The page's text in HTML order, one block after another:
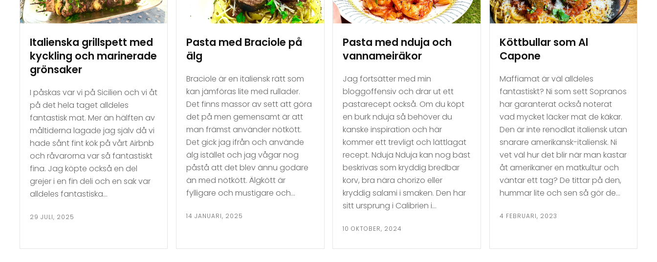
Italienska grillspett med
kyckling och marinerade
grönsaker
I påskas var vi på Sicilien och vi åt
på det hela taget alldeles
fantastisk mat. Mer än hälften av
måltiderna lagade jag själv då vi
hade sånt fint kök på vårt Airbnb
och råvarorna var så fantastiskt
fina. Jag köpte också en del
grejer i en fin deli och en sak var
alldeles fantastiska…
29 JULI, 2025
Pasta med Braciole på
älg
Braciole är en italiensk rätt som
kan jämföras lite med rullader.
Det finns massor av sett att göra
det på men gemensamt är att
man främst använder nötkött.
Det gick jag ifrån och använde
älg istället och jag vågar nog
påstå att det blev ännu godare
än med nötkött. Älgkött är
fylligare och mustigare och…
14 JANUARI, 2025
Pasta med nduja och
vannameiräkor
Jag fortsätter med min
bloggoffensiv och drar ut ett
pastarecept också. Om du köpt
en burk nduja så behöver du
kanske inspiration och här
kommer ett trevligt och lättlagat
recept. Nduja Nduja kan nog bäst
beskrivas som kryddig bredbar
korv, bra nära chorizo eller
kryddig salami i smaken. Den har
sitt ursprung i Calibrien i…
10 OKTOBER, 2024
Köttbullar som Al
Capone
Maffiamat är väl alldeles
fantastiskt? Ni som sett Sopranos
har garanterat också noterat
vad mycket läcker mat de käkar.
Den är inte renodlat italiensk utan
snarare amerikansk-italiensk. Ni
vet väl hur det blir när man kastar
åt amerikaner en matkultur och
väntar ett tag? De tittar på den,
hummar lite och sen så gör de…
4 FEBRUARI, 2023